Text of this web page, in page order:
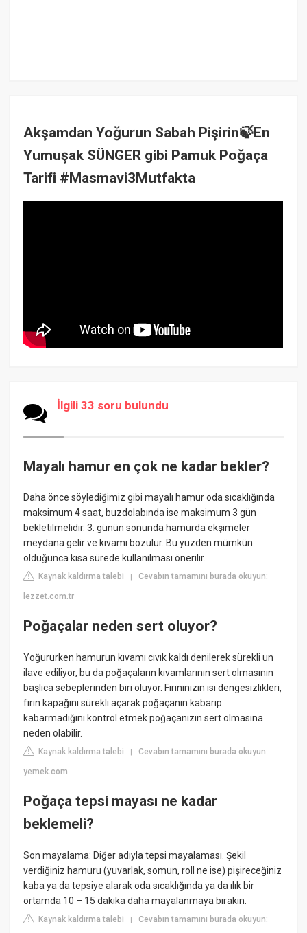
Akşamdan Yoğurun Sabah Pişirin🍃En
Yumuşak SÜNGER gibi Pamuk Poğaça
Tarifi #Masmavi3Mutfakta
İlgili 33 soru bulundu
Mayalı hamur en çok ne kadar bekler?
Daha önce söylediğimiz gibi mayalı hamur oda sıcaklığında
maksimum 4 saat, buzdolabında ise maksimum 3 gün
bekletilmelidir. 3. günün sonunda hamurda ekşimeler
meydana gelir ve kıvamı bozulur. Bu yüzden mümkün
olduğunca kısa sürede kullanılması önerilir.
Kaynak kaldırma talebi |Cevabın tamamını burada okuyun:
lezzet.com.tr
Poğaçalar neden sert oluyor?
Yoğururken hamurun kıvamı cıvık kaldı denilerek sürekli un
ilave ediliyor, bu da poğaçaların kıvamlarının sert olmasının
başlıca sebeplerinden biri oluyor. Fırınınızın ısı dengesizlikleri,
fırın kapağını sürekli açarak poğaçanın kabarıp
kabarmadığını kontrol etmek poğaçanızın sert olmasına
neden olabilir.
Kaynak kaldırma talebi |Cevabın tamamını burada okuyun:
yemek.com
Poğaça tepsi mayası ne kadar
beklemeli?
Son mayalama: Diğer adıyla tepsi mayalaması. Şekil
verdiğiniz hamuru (yuvarlak, somun, roll ne ise) pişireceğiniz
kaba ya da tepsiye alarak oda sıcaklığında ya da ılık bir
ortamda 10 – 15 dakika daha mayalanmaya bırakın.
Kaynak kaldırma talebi |Cevabın tamamını burada okuyun: